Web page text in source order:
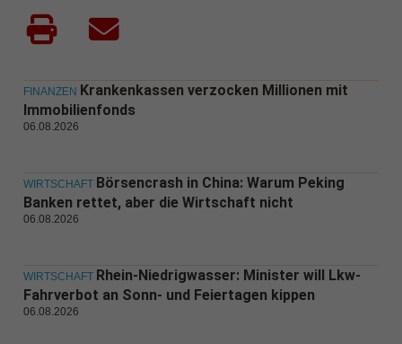
FINANZEN Krankenkassen verzocken Millionen mit
Immobilienfonds
06.08.2026
WIRTSCHAFT Börsencrash in China: Warum Peking
Banken rettet, aber die Wirtschaft nicht
06.08.2026
WIRTSCHAFT Rhein-Niedrigwasser: Minister will Lkw-
Fahrverbot an Sonn- und Feiertagen kippen
06.08.2026